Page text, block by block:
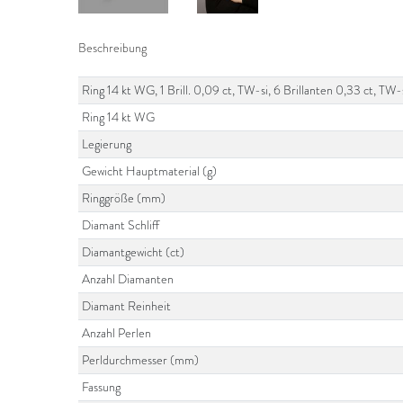
Beschreibung
Ring 14 kt WG, 1 Brill. 0,09 ct, TW-si, 6 Brillanten 0,33 ct,
Ring 14 kt WG
Legierung
Gewicht Hauptmaterial (g)
Ringgröße (mm)
Diamant Schliff
Diamantgewicht (ct)
Anzahl Diamanten
Diamant Reinheit
Anzahl Perlen
Perldurchmesser (mm)
Fassung